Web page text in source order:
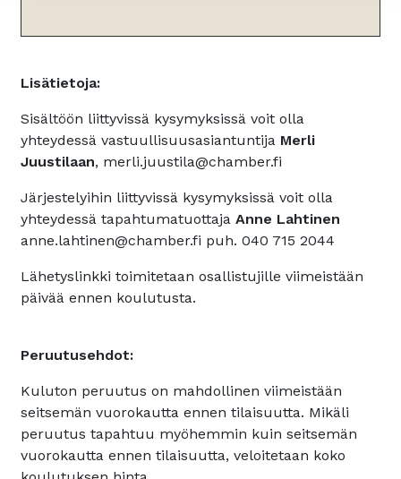
Lisätietoja:
Sisältöön liittyvissä kysymyksissä voit olla
yhteydessä vastuullisuusasiantuntija Merli
Juustilaan, merli.juustila@chamber.fi
Järjestelyihin liittyvissä kysymyksissä voit olla
yhteydessä tapahtumatuottaja Anne Lahtinen
anne.lahtinen@chamber.fi puh. 040 715 2044
Lähetyslinkki toimitetaan osallistujille viimeistään
päivää ennen koulutusta.
Peruutusehdot:
Kuluton peruutus on mahdollinen viimeistään
seitsemän vuorokautta ennen tilaisuutta. Mikäli
peruutus tapahtuu myöhemmin kuin seitsemän
vuorokautta ennen tilaisuutta, veloitetaan koko